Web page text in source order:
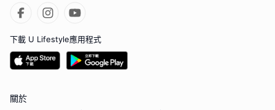
下載 U Lifestyle應用程式
關於